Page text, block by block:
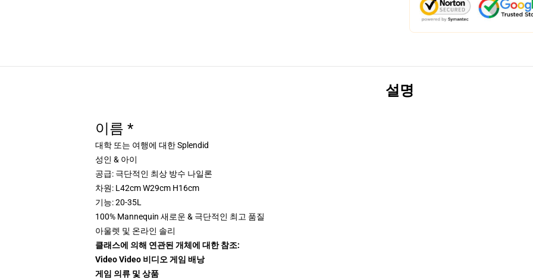
설명
이름 *
대학 또는 여행에 대한 Splendid
성인 & 아이
공급: 극단적인 최상 방수 나일론
차원: L42cm W29cm H16cm
기능: 20-35L
100% Mannequin 새로운 & 극단적인 최고 품질
아울렛 및 온라인 솔리
클래스에 의해 연관된 개체에 대한 참조:
Video Video 비디오 게임 배낭
게임 의류 및 상품